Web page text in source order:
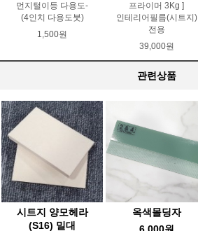
먼지털이등 다용도-
(4인치 다용도붓)
1,500원
프라이머 3Kg ]
인테리어필름(시트지)
전용
39,000원
관련상품
시트지 양모헤라
(S16) 밀대
옥색몰딩자